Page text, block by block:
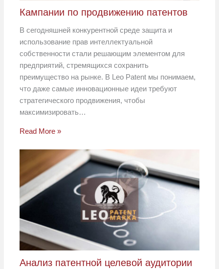
Кампании по продвижению патентов
В сегодняшней конкурентной среде защита и
использование прав интеллектуальной
собственности стали решающим элементом для
предприятий, стремящихся сохранить
преимущество на рынке. В Leo Patent мы понимаем,
что даже самые инновационные идеи требуют
стратегического продвижения, чтобы
максимизировать…
Read More »
Анализ патентной целевой аудитории